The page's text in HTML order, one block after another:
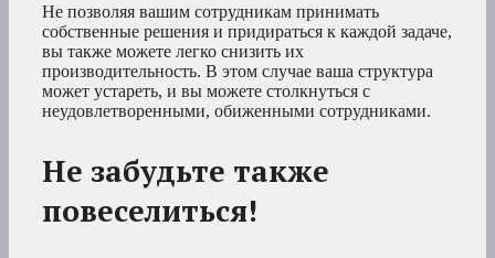
Не позволяя вашим сотрудникам принимать
собственные решения и придираться к каждой задаче,
вы также можете легко снизить их
производительность. В этом случае ваша структура
может устареть, и вы можете столкнуться с
неудовлетворенными, обиженными сотрудниками.
Не забудьте также
повеселиться!